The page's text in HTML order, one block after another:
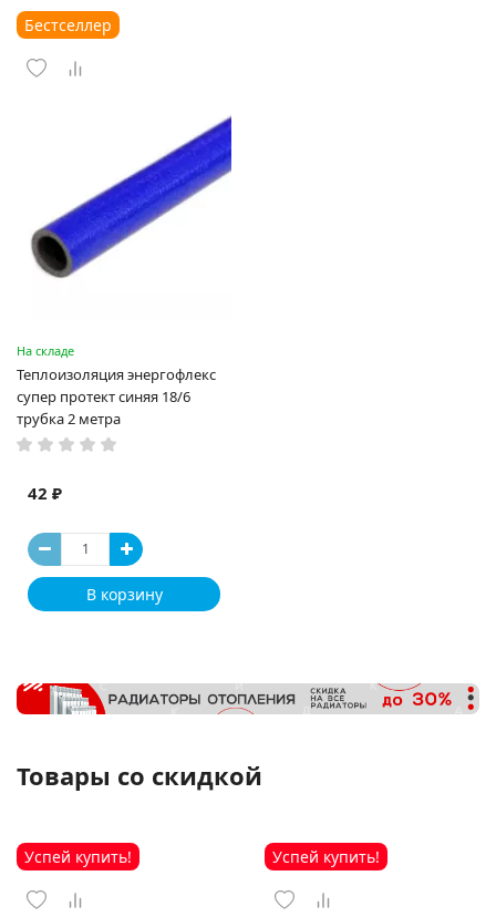
Бестселлер
На складе
Теплоизоляция энергофлекс
супер протект синяя 18/6
трубка 2 метра
42 ₽
В корзину
Товары со скидкой
Успей купить! Успей купить!